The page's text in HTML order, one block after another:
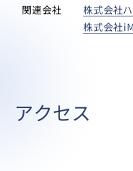
関連会社
株式会社ハ
株式会社
アクセス